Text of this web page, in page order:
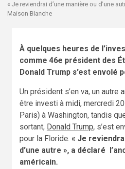
« Je reviendrai d’une manière ou d’une
Maison Blanche
À quelques heures de
comme 46e président des
Donald Trump s’est envolé
Un président s’en va, un autre
être investi à midi, mercredi
Paris) à Washington, tandis
sortant, Donald Trump, s’est
pour la Floride. « Je
d’une autre », a déclaré
américain.